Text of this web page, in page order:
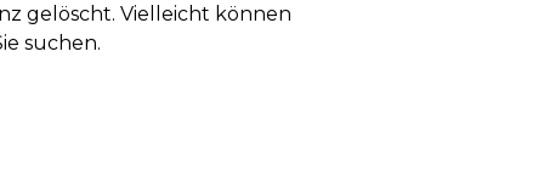
gelöscht. Vielleicht können
suchen.